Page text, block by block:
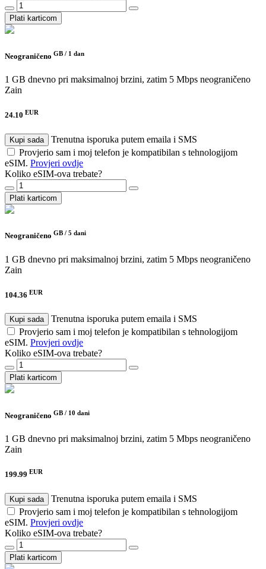
Plati karticom
Neograničeno GB / 1 dan
1 GB dnevno pri maksimalnoj brzini, zatim 5 Mbps neograničeno
Zain
24.10 EUR
Kupi sada
Trenutna isporuka putem emaila i SMS
Provjerio sam i moj telefon je kompatibilan s tehnologijom
eSIM. Provjeri ovdje
Koliko eSIM-ova trebate?
Plati karticom
Neograničeno GB / 5 dani
1 GB dnevno pri maksimalnoj brzini, zatim 5 Mbps neograničeno
Zain
104.36 EUR
Kupi sada
Trenutna isporuka putem emaila i SMS
Provjerio sam i moj telefon je kompatibilan s tehnologijom
eSIM. Provjeri ovdje
Koliko eSIM-ova trebate?
Plati karticom
Neograničeno GB / 10 dani
1 GB dnevno pri maksimalnoj brzini, zatim 5 Mbps neograničeno
Zain
199.99 EUR
Kupi sada
Trenutna isporuka putem emaila i SMS
Provjerio sam i moj telefon je kompatibilan s tehnologijom
eSIM. Provjeri ovdje
Koliko eSIM-ova trebate?
Plati karticom